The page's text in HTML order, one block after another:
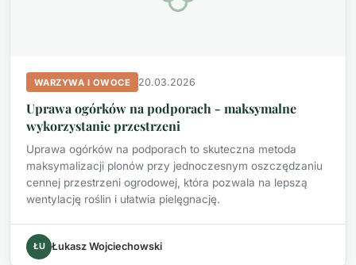
WARZYWA I OWOCE 20.03.2026
Uprawa ogórków na podporach - maksymalne
wykorzystanie przestrzeni
Uprawa ogórków na podporach to skuteczna metoda
maksymalizacji plonów przy jednoczesnym oszczędzaniu
cennej przestrzeni ogrodowej, która pozwala na lepszą
wentylację roślin i ułatwia pielęgnację.
ŁU Łukasz Wojciechowski